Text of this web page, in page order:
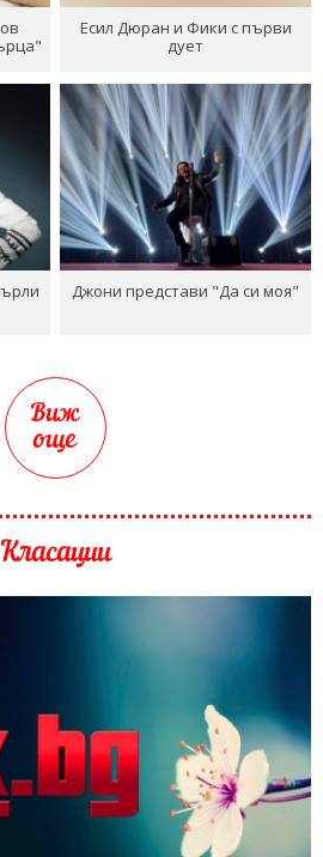
Есил Дюран и Фики с първи
дует
Джони представи "Да си моя"
Виж
още
Класации